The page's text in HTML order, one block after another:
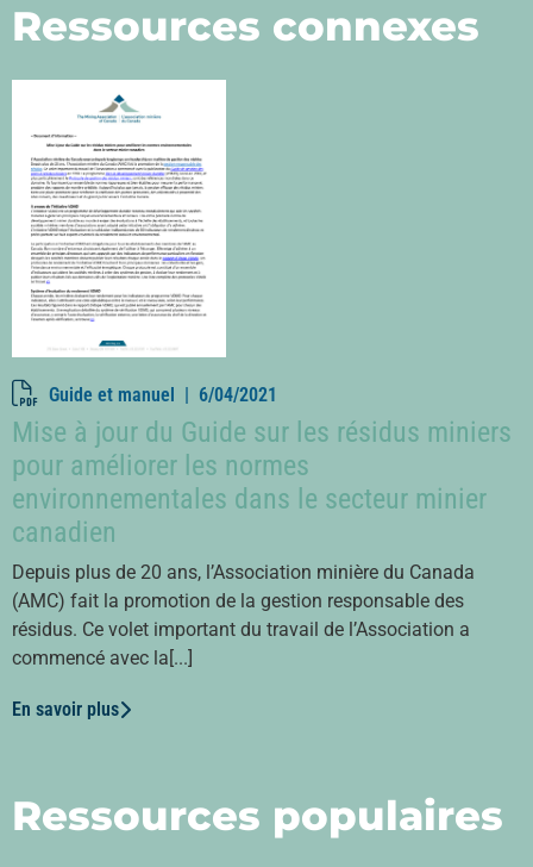
Ressources connexes
Guide et manuel | 6/04/2021
Mise à jour du Guide sur les résidus miniers
pour améliorer les normes
environnementales dans le secteur minier
canadien
Depuis plus de 20 ans, l’Association minière du Canada
(AMC) fait la promotion de la gestion responsable des
résidus. Ce volet important du travail de l’Association a
commencé avec la[...]
En savoir plus
Ressources populaires